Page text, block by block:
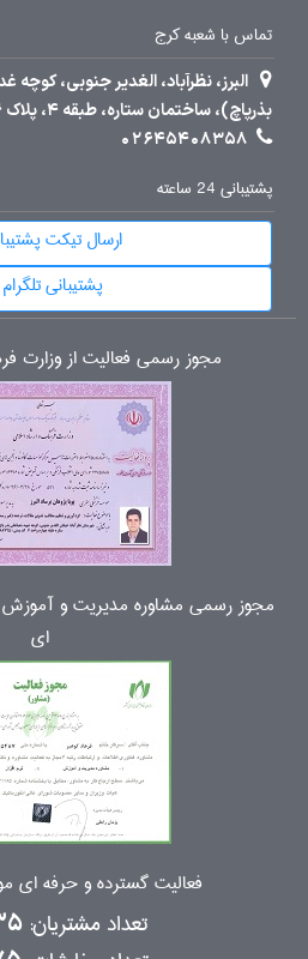
تماس با شعبه کرج
بذرپاچ)، ساختمان ستاره، طبقه 4، پلاک 6
02645408358
پشتیبانی 24 ساعته
ارسال تیکت
پشتیبانی تلگرام
مجوز رسمی فعالیت از وزارت
مجوز رسمی مشاوره مدیریت و آموزش
ای
فعالیت گسترده و حرفه ای
تعداد مشتریان: